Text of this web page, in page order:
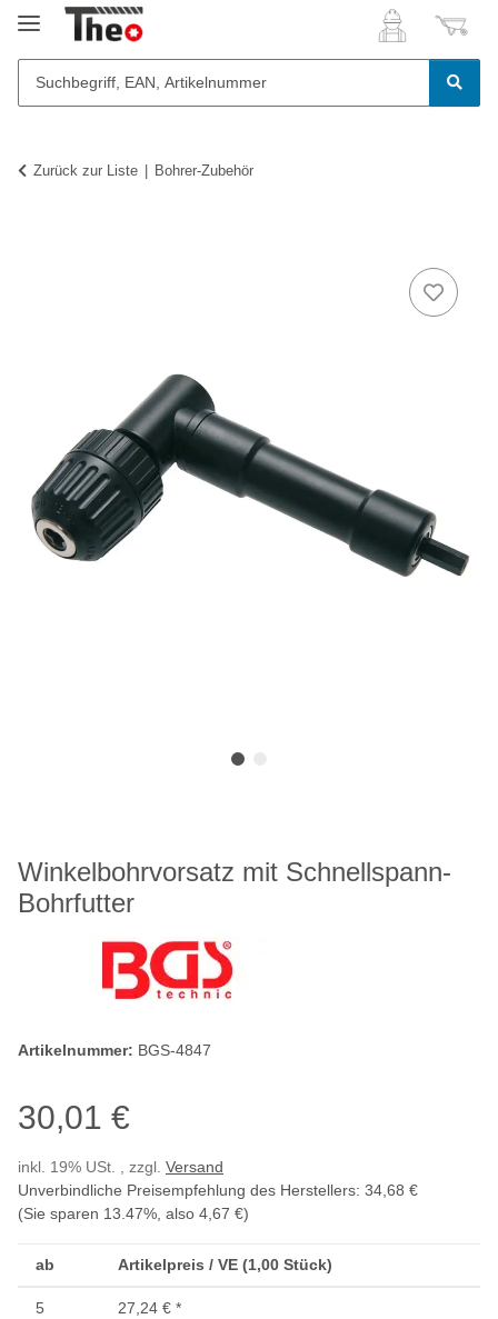
Zurück zur Liste Bohrer-Zubehör
Winkelbohrvorsatz mit Schnellspann-
Bohrfutter
Artikelnummer: BGS-4847
30,01 €
inkl. 19% USt. , zzgl. Versand
Unverbindliche Preisempfehlung des Herstellers: 34,68 €
(Sie sparen 13.47% , also 4,67 €)
ab Artikelpreis / VE (1,00 Stück)
5 27,24 € *